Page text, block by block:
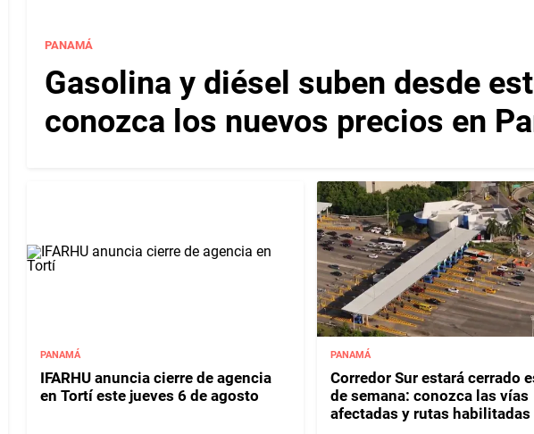
PANAMÁ
Gasolina y diésel suben desde
conozca los nuevos precios en
PANAMÁ
IFARHU anuncia cierre de agencia
en Tortí este jueves 6 de agosto
PANAMÁ
Corredor Sur estará cerrado
de semana: conozca las vías
afectadas y rutas habilitadas